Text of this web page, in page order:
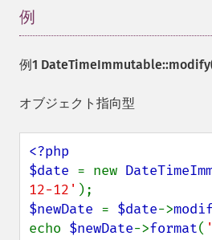
例
例1
オブジェクト指向型
<?php
$date = new
12-12'
$newDate = $date->
echo $newDate->format(